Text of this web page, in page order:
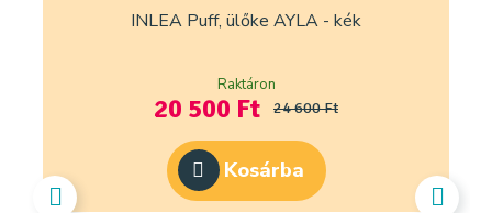
INLEA Puff, ülőke AYLA - kék
Raktáron
20 500 Ft 24 600 Ft
Kosárba